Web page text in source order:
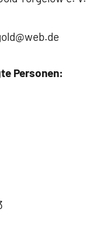
Personen: